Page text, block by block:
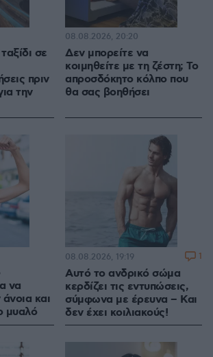
σε
πριν
την
Δεν μπορείτε να
κοιμηθείτε με τη ζέστη; Το
απροσδόκητο κόλπο που
θα σας βοηθήσει
08.08.2026, 20:20
να
και
μυαλό
Αυτό το ανδρικό σώμα
κερδίζει τις εντυπώσεις,
σύμφωνα με έρευνα – Και
δεν έχει κοιλιακούς!
08.08.2026, 19:19 1